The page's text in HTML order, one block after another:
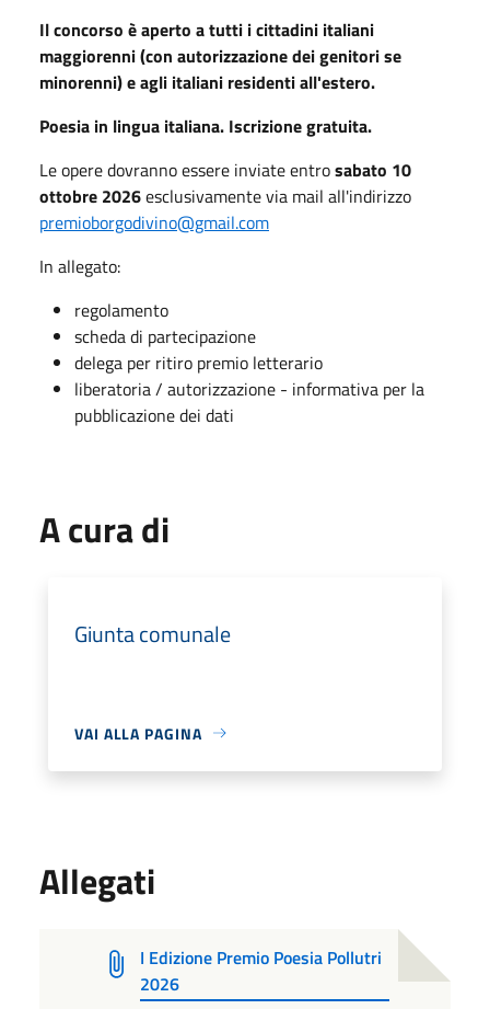
Il concorso è aperto a tutti i cittadini italiani
maggiorenni (con autorizzazione dei genitori se
minorenni) e agli italiani residenti all'estero.
Poesia in lingua italiana. Iscrizione gratuita.
Le opere dovranno essere inviate entrosabato 10
ottobre 2026esclusivamente via mail all'indirizzo
premioborgodivino@gmail.com
In allegato:
regolamento
scheda di partecipazione
delega per ritiro premio letterario
liberatoria / autorizzazione - informativa per la
pubblicazione dei dati
A cura di
Giunta comunale
VAI ALLA PAGINA
Allegati
I Edizione Premio Poesia Pollutri
2026